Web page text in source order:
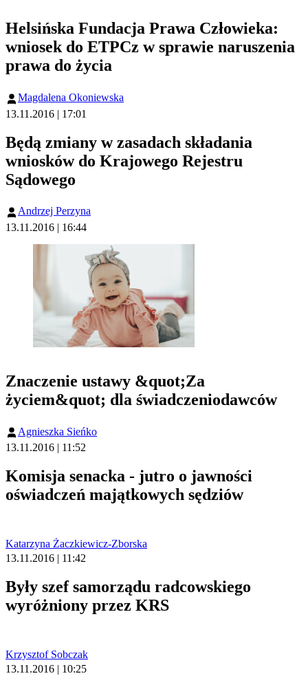
Helsińska Fundacja Prawa Człowieka:
wniosek do ETPCz w sprawie naruszenia
prawa do życia
Magdalena Okoniewska
13.11.2016 | 17:01
Będą zmiany w zasadach składania
wniosków do Krajowego Rejestru
Sądowego
Andrzej Perzyna
13.11.2016 | 16:44
Znaczenie ustawy &quot;Za
życiem&quot; dla świadczeniodawców
Agnieszka Sieńko
13.11.2016 | 11:52
Komisja senacka - jutro o jawności
oświadczeń majątkowych sędziów
Katarzyna Żaczkiewicz-Zborska
13.11.2016 | 11:42
Były szef samorządu radcowskiego
wyróżniony przez KRS
Krzysztof Sobczak
13.11.2016 | 10:25